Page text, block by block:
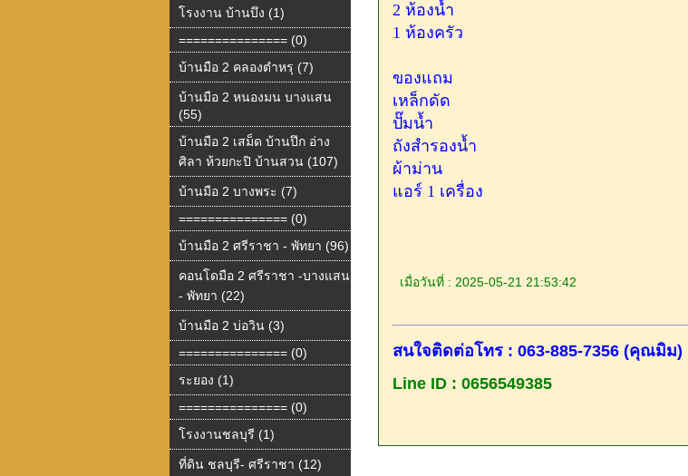
โรงงาน บ้านบึง (1)
=============== (0)
บ้านมือ 2 คลองตำหรุ (7)
บ้านมือ 2 หนองมน บางแสน
(55)
บ้านมือ 2 เสม็ด บ้านปึก อ่าง
ศิลา ห้วยกะปิ บ้านสวน (107)
บ้านมือ 2 บางพระ (7)
=============== (0)
บ้านมือ 2 ศรีราชา - พัทยา (96)
คอนโดมือ 2 ศรีราชา -บางแสน
- พัทยา (22)
บ้านมือ 2 บ่อวิน (3)
=============== (0)
ระยอง (1)
=============== (0)
โรงงานชลบุรี (1)
ที่ดิน ชลบุรี- ศรีราชา (12)
2 ห้องน้ำ
1 ห้องครัว
ของแถม
เหล็กดัด
ปั๊มน้ำ
ถังสำรองน้ำ
ผ้าม่าน
แอร์ 1 เครื่อง
เมื่อวันที่ : 2025-05-21 21:53:42
สนใจติดต่อโทร : 063-885-7356 (คุณมิม)
Line ID : 0656549385